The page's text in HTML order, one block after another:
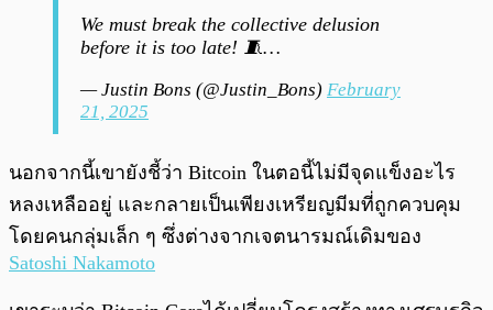
We must break the collective delusion
before it is too late! 🧵…
— Justin Bons (@Justin_Bons) February
21, 2025
นอกจากนี้เขายังชี้ว่า Bitcoin ในตอนี้ไม่มีจุดแข็งอะไร
หลงเหลืออยู่ และกลายเป็นเพียงเหรียญมีมที่ถูกควบคุม
โดยคนกลุ่มเล็ก ๆ ซึ่งต่างจากเจตนารมณ์เดิมของ
Satoshi Nakamoto